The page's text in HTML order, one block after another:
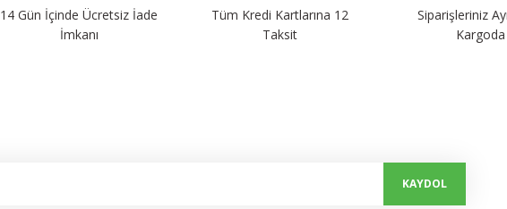
14 Gün İçinde Ücretsiz İade
İmkanı
Tüm Kredi Kartlarına 12
Taksit
Siparişleriniz
Kargoda
KAYDOL